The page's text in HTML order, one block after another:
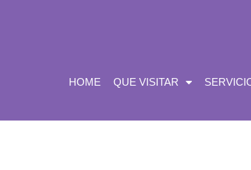
HOME QUE VISITAR